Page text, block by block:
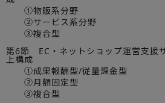
①物販系分野
②サービス系分野
③複合型
第6節 EC・ネットショップ運営支援
上構成
①成果報酬型/従量課金型
②月額固定型
③複合型